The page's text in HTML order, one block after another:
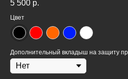
5 500 р.
Цвет
Дополнительный вкладыш на защиту